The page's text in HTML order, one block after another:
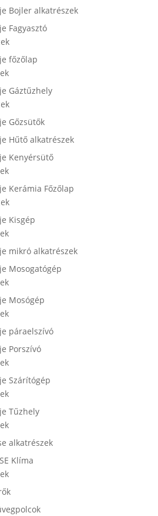
Bojler alkatrészek
Fagyasztó
főzőlap
Gáztűzhely
Gőzsütők
Hűtő alkatrészek
Kenyérsütő
Kerámia Főzőlap
Kisgép
mikró alkatrészek
Mosogatógép
Mosógép
páraelszívó
Porszívó
Szárítógép
Tűzhely
alkatrészek
Klíma